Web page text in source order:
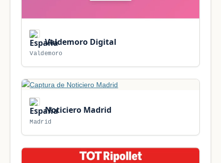
Valdemoro Digital
Valdemoro
Noticiero Madrid
Madrid